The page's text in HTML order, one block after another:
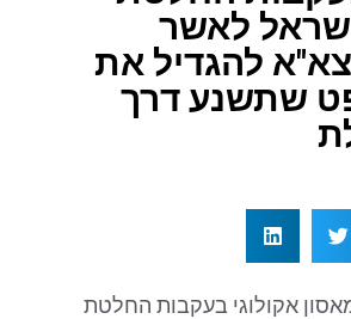
לאשר
להגדיל את
שתשנע דרך
אקולוגי בעקבות החלטת